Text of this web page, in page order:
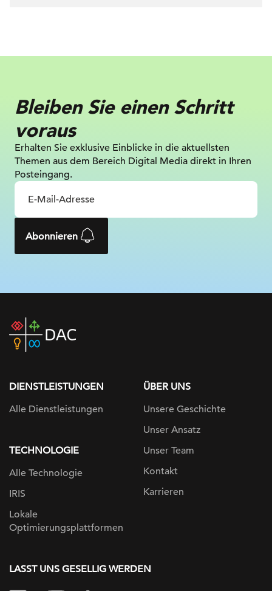
Bleiben Sie einen Schritt
voraus
Erhalten Sie exklusive Einblicke in die aktuellsten
Themen aus dem Bereich Digital Media direkt in Ihren
Posteingang.
Abonnieren
home
DIENSTLEISTUNGEN
Alle Dienstleistungen
TECHNOLOGIE
Alle Technologie
IRIS
Lokale
Optimierungsplattformen
ÜBER UNS
Unsere Geschichte
Unser Ansatz
Unser Team
Kontakt
Karrieren
LASST UNS GESELLIG WERDEN